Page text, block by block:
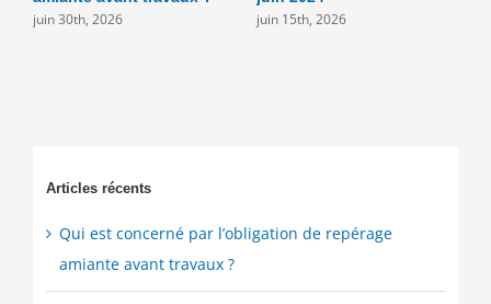
juin 30th, 2026 juin 15th, 2026
Articles récents
Qui est concerné par l’obligation de repérage
amiante avant travaux ?